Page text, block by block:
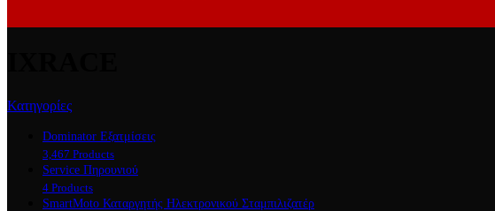
Κατηγορίες
Dominator Εξατμίσεις
3,467 Products
Service Πηρουνιού
4 Products
SmartMoto Καταργητής Ηλεκτρονικού Σταμπιλιζατέρ